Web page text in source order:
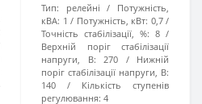
Тип: релейні
Потужність,
кВА: 1 Потужність, кВт: 0,7
Точність стабілізації, %: 8
Верхній поріг стабілізації
напруги, В:
270
Нижній
поріг стабілізації напруги, В:
140
Кількість ступенів
регулювання: 4